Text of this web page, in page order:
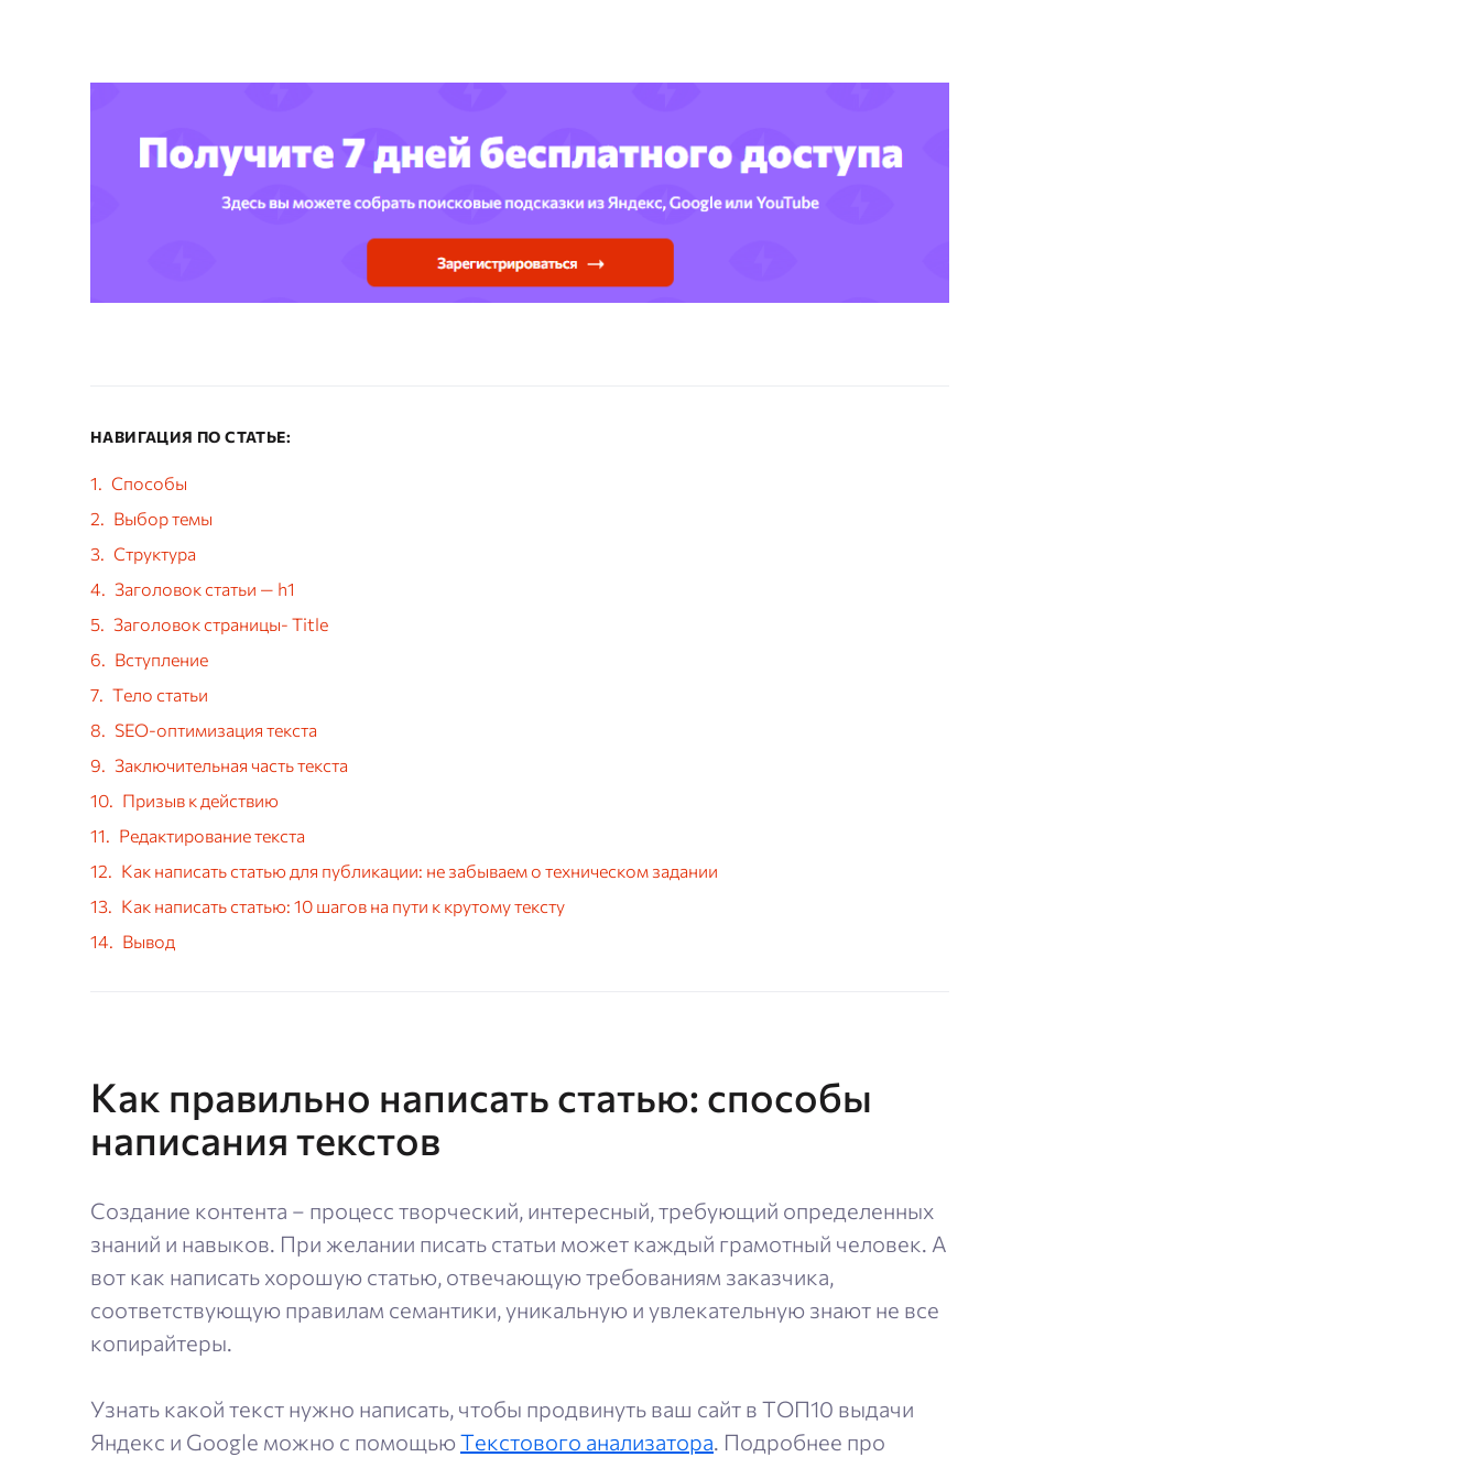
НАВИГАЦИЯ ПО СТАТЬЕ:
Способы
Выбор темы
Структура
Заголовок статьи — h1
Заголовок страницы- Title
Вступление
Тело статьи
SEO-оптимизация текста
Заключительная часть текста
Призыв к действию
Редактирование текста
Как написать статью для публикации: не забываем о техническом задании
Как написать статью: 10 шагов на пути к крутому тексту
Вывод
Как правильно написать статью: способы
написания текстов
Создание контента – процесс творческий, интересный, требующий определенных
знаний и навыков. При желании писать статьи может каждый грамотный человек. А
вот как написать хорошую статью, отвечающую требованиям заказчика,
соответствующую правилам семантики, уникальную и увлекательную знают не все
копирайтеры.
Узнать какой текст нужно написать, чтобы продвинуть ваш сайт в ТОП10 выдачи
Яндекс и Google можно с помощью Текстового анализатора. Подробнее про